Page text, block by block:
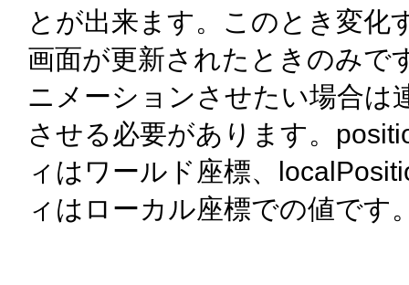
とが出来ます。このとき変化
画面が更新されたときのみで
ニメーションさせたい場合は
させる必要があります。
ィはワールド座標、
ィはローカル座標での値です